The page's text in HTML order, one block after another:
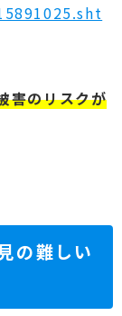
害のリスクが
の難しい